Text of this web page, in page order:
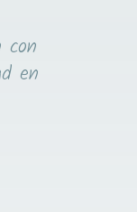
con
en